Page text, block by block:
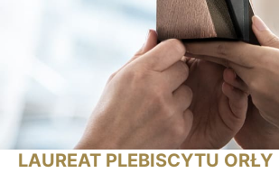
LAUREAT PLEBISCYTU ORŁY